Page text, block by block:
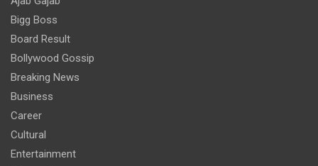
Bigg Boss
Board Result
Bollywood Gossip
Breaking News
Business
Career
Cultural
Entertainment